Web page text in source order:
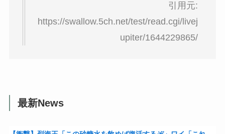
引用元:
https://swallow.5ch.net/test/read.cgi/livej
upiter/1644229865/
最新News